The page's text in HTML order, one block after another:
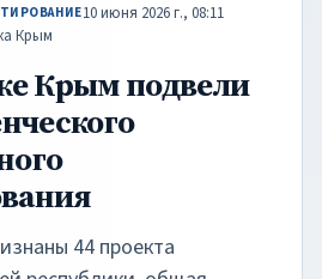
10 июня 2026 г., 08:11
Крым
Крым подвели
44 проекта